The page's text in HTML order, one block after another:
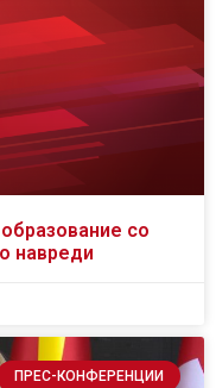
со
навреди
ПРЕС-КОНФЕРЕНЦИИ